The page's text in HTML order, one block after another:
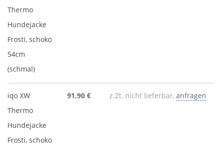
Thermo
Hundejacke
Frosti, schoko
54cm
(schmal)
iqo XW
Thermo
Hundejacke
Frosti, schoko
91,90 € z.Zt. nicht lieferbar, anfragen